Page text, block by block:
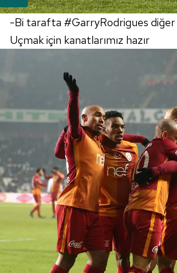
-Bi tarafta #GarryRodrigues
Uçmak için kanatlarımız hazır